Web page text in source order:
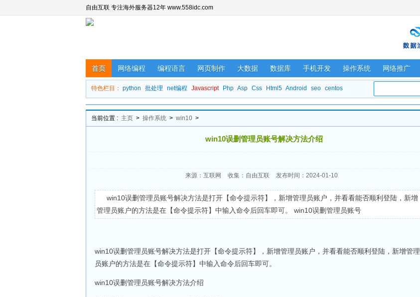
自由互联 专注海外服务器12年 www.558idc.com
首页 网络编程 编程语言 网页制作 大数据 数据库 手机开发 操作系统 网络推广
特色栏目： python 批处理 net编程 Javascript Php Asp Css Html5 Android seo centos
当前位置 : 主页 > 操作系统 > win10 >
win10误删管理员账号解决方法介绍
来源：互联网 收集：自由互联 发布时间：2024-01-10
win10误删管理员账号解决方法是打开【命令提示符】，新增管理员账户，并看看能否顺利登陆，新增
管理员账户的方法是在【命令提示符】中输入命令后回车即可。 win10误删管理员账号
win10误删管理员账号解决方法是打开【命令提示符】，新增管理员账户，并看看能否顺利登陆，新增管理
员账户的方法是在【命令提示符】中输入命令后回车即可。
win10误删管理员账号解决方法介绍